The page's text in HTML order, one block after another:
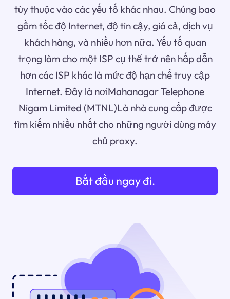
tùy thuộc vào các yếu tố khác nhau. Chúng bao
gồm tốc độ Internet, độ tin cậy, giá cả, dịch vụ
khách hàng, và nhiều hơn nữa. Yếu tố quan
trọng làm cho một ISP cụ thể trở nên hấp dẫn
hơn các ISP khác là mức độ hạn chế truy cập
Internet. Đây là nơiMahanagar Telephone
Nigam Limited (MTNL)Là nhà cung cấp được
tìm kiếm nhiều nhất cho những người dùng máy
chủ proxy.
Bắt đầu ngay đi.